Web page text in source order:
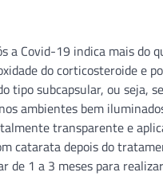
a Covid-19 indica mais do
do corticosteroide e
tipo subcapsular, ou seja,
ambientes bem
transparente e
catarata depois do
de 1 a 3 meses para